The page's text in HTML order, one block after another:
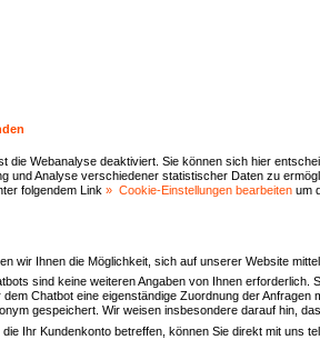
die Webanalyse deaktiviert. Sie können sich hier
und Analyse verschiedener statistischer Daten zu
folgendem Link
Cookie-Einstellungen bearbeiten um
wir Ihnen die Möglichkeit, sich auf unserer Website
sind keine weiteren Angaben von Ihnen
Chatbot eine eigenständige Zuordnung der
gespeichert. Wir weisen insbesondere darauf hin,
Ihr Kundenkonto betreffen, können Sie direkt mit uns